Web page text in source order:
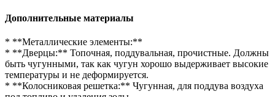
Дополнительные материалы
* **Металлические элементы:**
* **Дверцы:** Топочная, поддувальная, прочистные. Должны
быть чугунными, так как чугун хорошо выдерживает высокие
температуры и не деформируется.
* **Колосниковая решетка:** Чугунная, для поддува воздуха